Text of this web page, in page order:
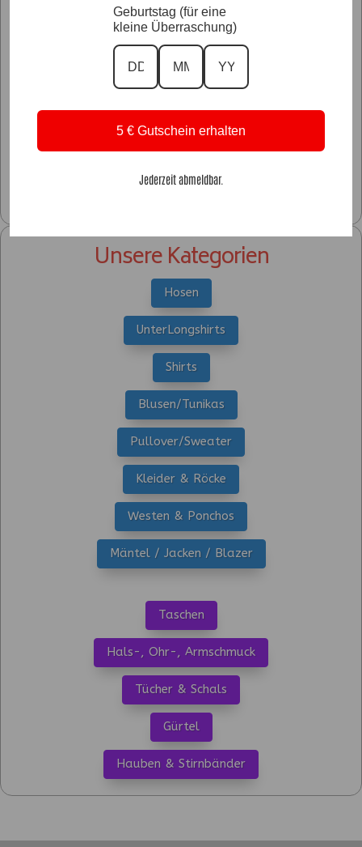
Manu's FashionNews
Unsere Kategorien
Hosen
UnterLongshirts
Shirts
Blusen/Tunikas
Pullover/Sweater
Kleider & Röcke
Westen & Ponchos
Mäntel / Jacken / Blazer
Taschen
Hals-, Ohr-, Armschmuck
Tücher & Schals
Gürtel
Hauben & Stirnbänder
Geburtstag (für eine
kleine Überraschung)
5 € Gutschein erhalten
Jederzeit abmeldbar.